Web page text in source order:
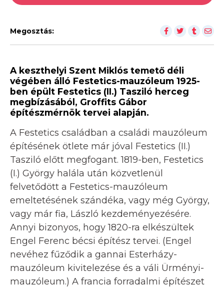
Megosztás:
A keszthelyi Szent Miklós temető déli
végében álló Festetics-mauzóleum 1925-
ben épült Festetics (II.) Tasziló herceg
megbízásából, Groffits Gábor
építészmérnök tervei alapján.
A Festetics családban a családi mauzóleum
építésének ötlete már jóval Festetics (II.)
Tasziló előtt megfogant. 1819-ben, Festetics
(I.) György halála után közvetlenül
felvetődött a Festetics-mauzóleum
emeltetésének szándéka, vagy még György,
vagy már fia, László kezdeményezésére.
Annyi bizonyos, hogy 1820-ra elkészültek
Engel Ferenc bécsi építész tervei. (Engel
nevéhez fűződik a gannai Esterházy-
mauzóleum kivitelezése és a váli Ürményi-
mauzóleum.) A francia forradalmi építészet